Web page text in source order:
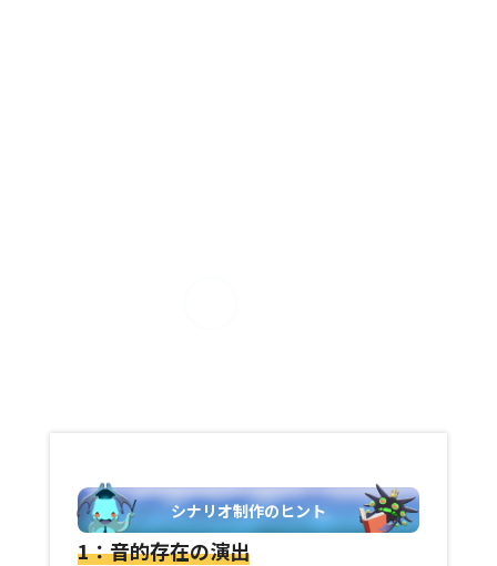
シナリオ制作のヒント
1：音的存在の演出